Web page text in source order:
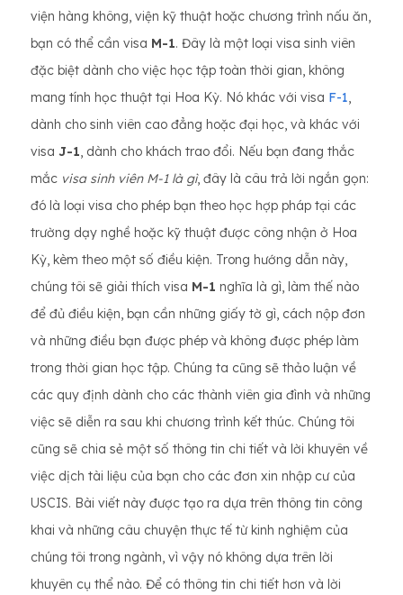
viện hàng không, viện kỹ thuật hoặc chương trình nấu ăn,
bạn có thể cần visa M-1. Đây là một loại visa sinh viên
đặc biệt dành cho việc học tập toàn thời gian, không
mang tính học thuật tại Hoa Kỳ. Nó khác với visa F-1,
dành cho sinh viên cao đẳng hoặc đại học, và khác với
visa J-1, dành cho khách trao đổi. Nếu bạn đang thắc
mắc visa sinh viên M-1 là gì, đây là câu trả lời ngắn gọn:
đó là loại visa cho phép bạn theo học hợp pháp tại các
trường dạy nghề hoặc kỹ thuật được công nhận ở Hoa
Kỳ, kèm theo một số điều kiện. Trong hướng dẫn này,
chúng tôi sẽ giải thích visa M-1 nghĩa là gì, làm thế nào
để đủ điều kiện, bạn cần những giấy tờ gì, cách nộp đơn
và những điều bạn được phép và không được phép làm
trong thời gian học tập. Chúng ta cũng sẽ thảo luận về
các quy định dành cho các thành viên gia đình và những
việc sẽ diễn ra sau khi chương trình kết thúc. Chúng tôi
cũng sẽ chia sẻ một số thông tin chi tiết và lời khuyên về
việc dịch tài liệu của bạn cho các đơn xin nhập cư của
USCIS. Bài viết này được tạo ra dựa trên thông tin công
khai và những câu chuyện thực tế từ kinh nghiệm của
chúng tôi trong ngành, vì vậy nó không dựa trên lời
khuyên cụ thể nào. Để có thông tin chi tiết hơn và lời